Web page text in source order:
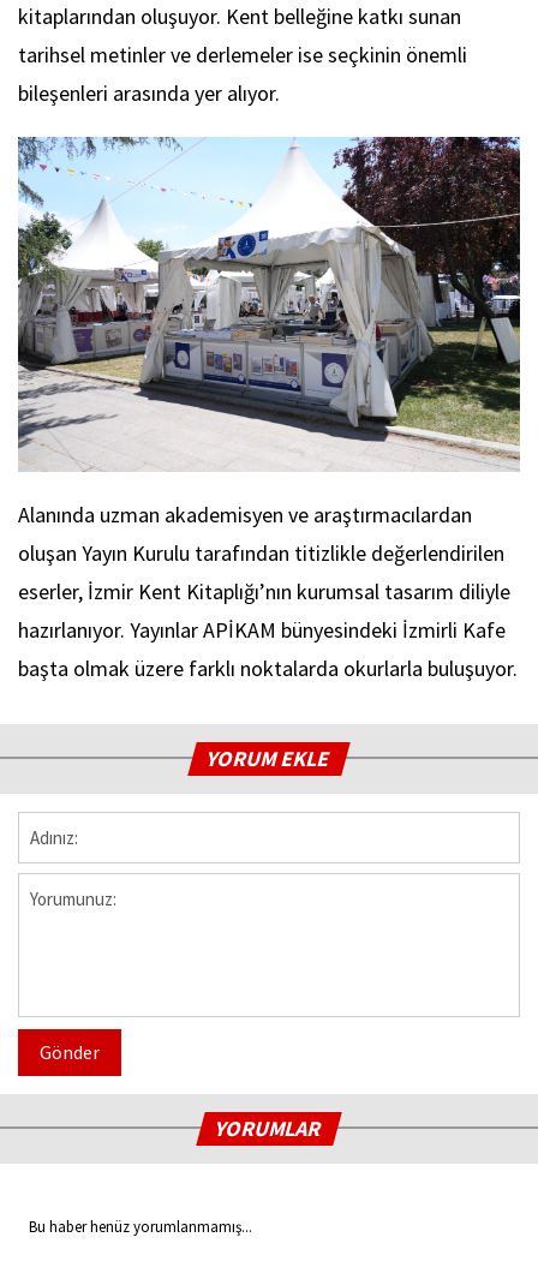
kitaplarından oluşuyor. Kent belleğine katkı sunan
tarihsel metinler ve derlemeler ise seçkinin önemli
bileşenleri arasında yer alıyor.
Alanında uzman akademisyen ve araştırmacılardan
oluşan Yayın Kurulu tarafından titizlikle değerlendirilen
eserler, İzmir Kent Kitaplığı’nın kurumsal tasarım diliyle
hazırlanıyor. Yayınlar APİKAM bünyesindeki İzmirli Kafe
başta olmak üzere farklı noktalarda okurlarla buluşuyor.
YORUM EKLE
Gönder
YORUMLAR
Bu haber henüz yorumlanmamış...